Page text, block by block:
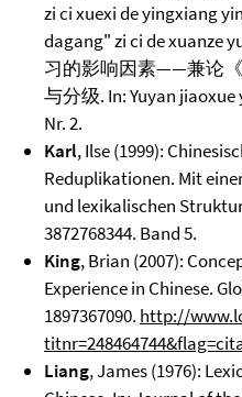
zi ci xuexi de yingxiang
dagang" zi ci de xuanze
习的影响因素——兼论
与分级. In: Yuyan
Nr. 2.
Karl, Ilse (1999):
Reduplikationen. Mit
und lexikalischen
3872768344. Band 5.
King, Brian (2007):
Experience in Chinese.
1897367090. http://
Liang, James (1976):